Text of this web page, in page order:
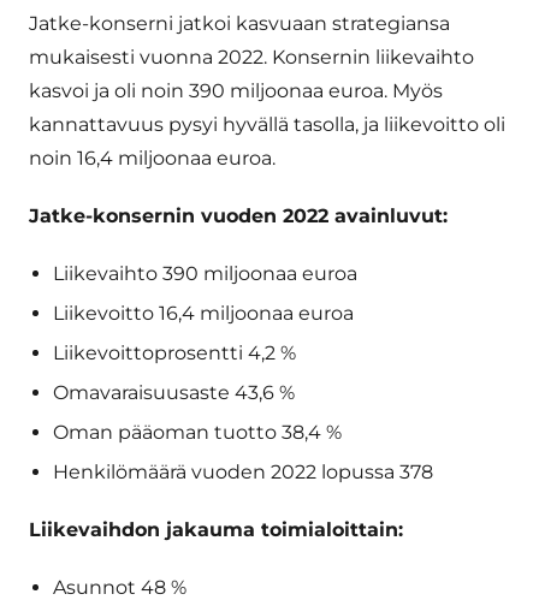
Jatke-konserni jatkoi kasvuaan strategiansa
mukaisesti vuonna 2022. Konsernin liikevaihto
kasvoi ja oli noin 390 miljoonaa euroa. Myös
kannattavuus pysyi hyvällä tasolla, ja liikevoitto oli
noin 16,4 miljoonaa euroa.
Jatke-konsernin vuoden 2022 avainluvut:
Liikevaihto 390 miljoonaa euroa
Liikevoitto 16,4 miljoonaa euroa
Liikevoittoprosentti 4,2 %
Omavaraisuusaste 43,6 %
Oman pääoman tuotto 38,4 %
Henkilömäärä vuoden 2022 lopussa 378
Liikevaihdon jakauma toimialoittain:
Asunnot 48 %